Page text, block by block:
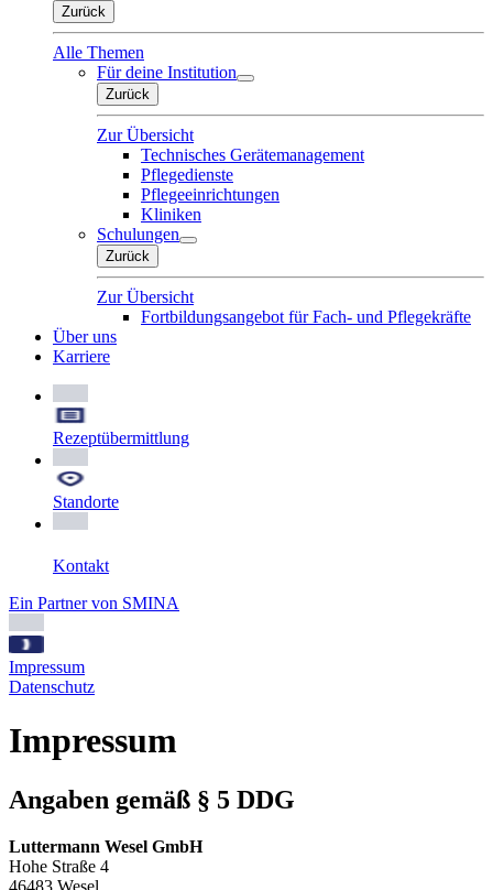
Zurück
Alle Themen
Für deine Institution
Zurück
Zur Übersicht
Technisches Gerätemanagement
Pflegedienste
Pflegeeinrichtungen
Kliniken
Schulungen
Zurück
Zur Übersicht
Fortbildungsangebot für Fach- und Pflegekräfte
Über uns
Karriere
Rezeptübermittlung
Standorte
Kontakt
Ein Partner von SMINA
Impressum
Datenschutz
Impressum
Angaben gemäß § 5 DDG
Luttermann Wesel GmbH
Hohe Straße 4
46483 Wesel